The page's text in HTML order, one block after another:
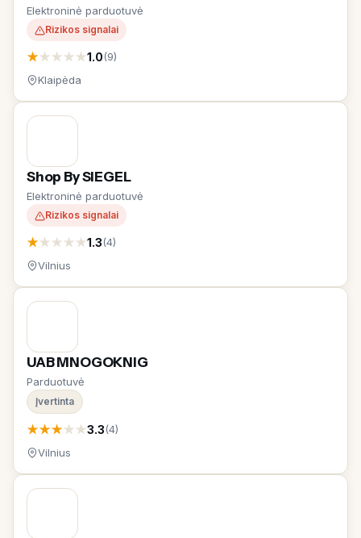
Elektroninė parduotuvė
Rizikos signalai
★★★★★1.0(9)
Klaipėda
Shop By SIEGEL
Elektroninė parduotuvė
Rizikos signalai
★★★★★1.3(4)
Vilnius
UAB MNOGOKNIG
Parduotuvė
Įvertinta
★★★★★3.3(4)
Vilnius